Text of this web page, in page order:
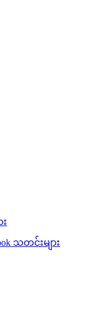
သတင်းများ